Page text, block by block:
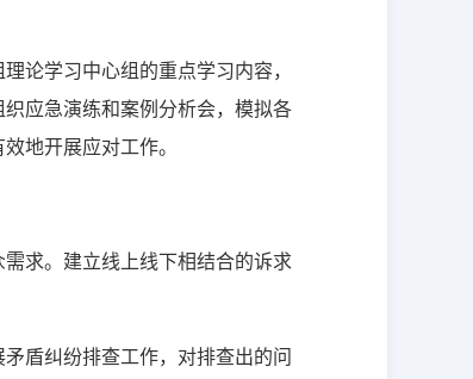
论学习中心组的重点学习内容，
应急演练和案例分析会，模拟各
地开展应对工作。
求。建立线上线下相结合的诉求
盾纠纷排查工作，对排查出的问